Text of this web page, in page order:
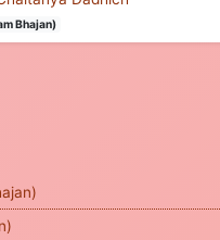
Bhajan)